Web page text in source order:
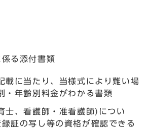
る添付書類
載に当たり、当様式により難い場
・年齢別料金がわかる書類
士、看護師・准看護師)につい
証の写し等の資格が確認できる